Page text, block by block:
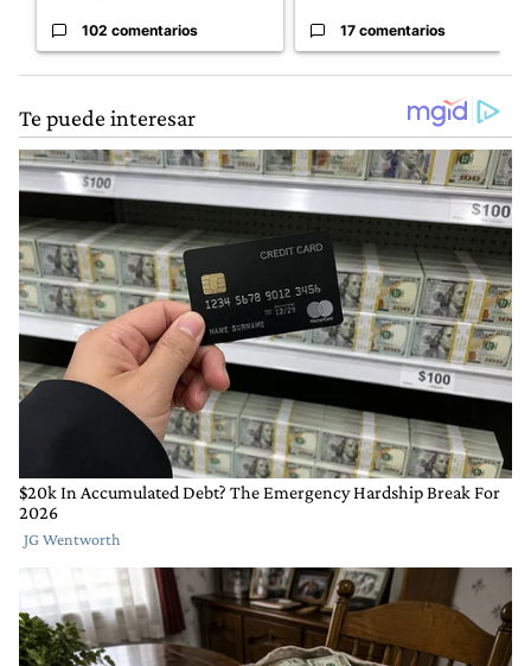
102 comentarios 17 comentarios